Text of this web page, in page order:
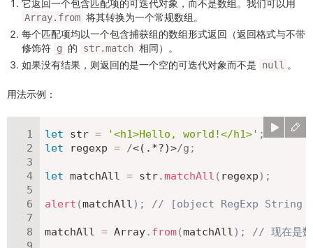
它返回一个包含匹配项的可迭代对象，而不是数组。我们可以用
Array.from 将其转换为一个常规数组。
每个匹配项均以一个包含捕获组的数组形式返回（返回格式与不带
修饰符 g 的 str.match 相同）。
如果没有结果，则返回的是一个空的可迭代对象而不是
null 。
用法示例：
let str = '<h1>Hello, world!</h1>' ;
let regexp = /<(.*?)>/g ;
let matchAll = str.matchAll ( regexp) ;
alert (matchAll) ; // [object RegExp String
matchAll = Array. from(matchAll) ; // 现在是数